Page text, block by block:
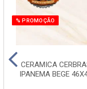
% PROMOÇÃO
CERAMICA
IPANEMA BEGE